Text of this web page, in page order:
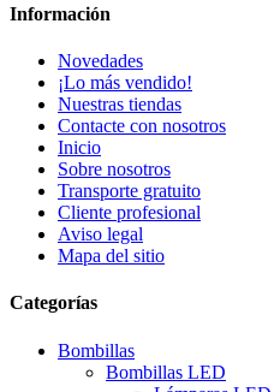
Información
Novedades
¡Lo más vendido!
Nuestras tiendas
Contacte con nosotros
Inicio
Sobre nosotros
Transporte gratuito
Cliente profesional
Aviso legal
Mapa del sitio
Categorías
Bombillas
Bombillas LED